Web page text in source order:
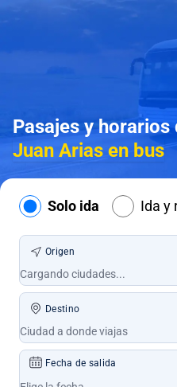
Pasajes y
Juan Arias en bus
Solo ida Ida y
Origen
Destino
Fecha de salida